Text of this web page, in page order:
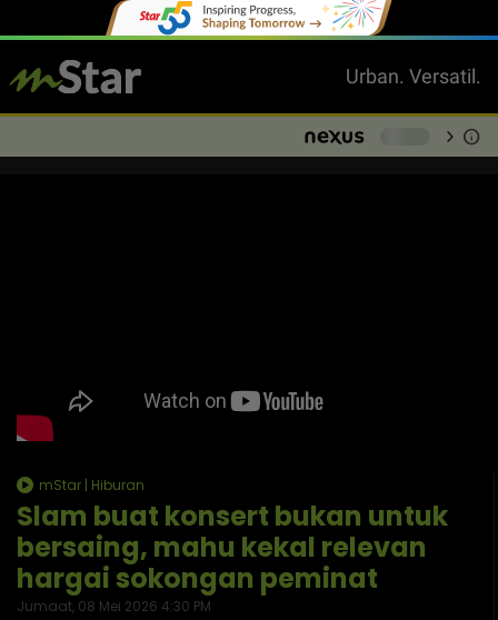
Urban. Versatil.
chevron_right info
mStar | Hiburan
Slam buat konsert bukan untuk
bersaing, mahu kekal relevan
hargai sokongan peminat
Jumaat, 08 Mei 2026 4:30 PM